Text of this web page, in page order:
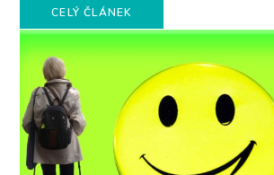
CELÝ ČLÁNEK